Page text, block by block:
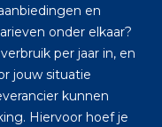
en
onder elkaar?
per jaar in, en
jouw situatie
kunnen
Hiervoor hoef je